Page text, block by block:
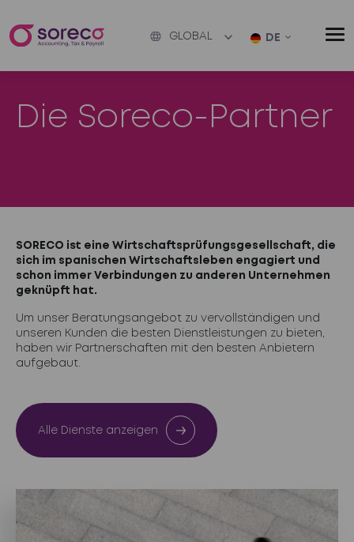
GLOBAL DE
Die Soreco-Partner
SORECO ist eine Wirtschaftsprüfungsgesellschaft, die
sich im spanischen Wirtschaftsleben engagiert und
schon immer Verbindungen zu anderen Unternehmen
geknüpft hat.
Um unser Beratungsangebot zu vervollständigen und
unseren Kunden die besten Dienstleistungen zu bieten,
haben wir Partnerschaften mit den besten Anbietern
aufgebaut.
Alle Dienste anzeigen